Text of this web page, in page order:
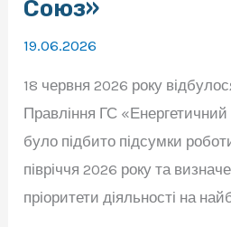
Союз»
19.06.2026
18 червня 2026 року
Правління ГС
було підбито підсумки
півріччя 2026 року та
пріоритети діяльності на